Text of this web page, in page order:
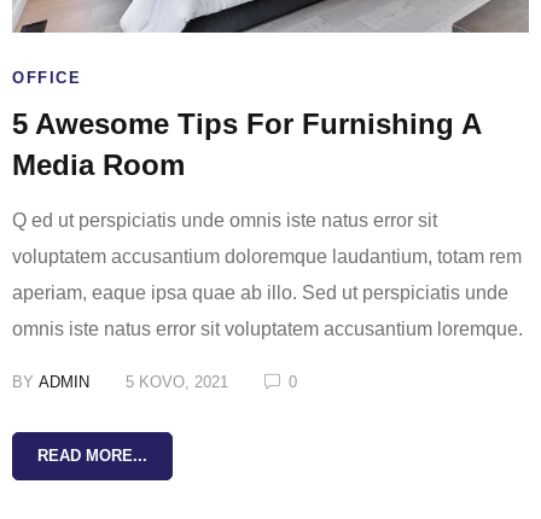
OFFICE
5 Awesome Tips For Furnishing A
Media Room
Q ed ut perspiciatis unde omnis iste natus error sit
voluptatem accusantium doloremque laudantium, totam rem
aperiam, eaque ipsa quae ab illo. Sed ut perspiciatis unde
omnis iste natus error sit voluptatem accusantium loremque.
BY ADMIN 5 KOVO, 2021 0
READ MORE...